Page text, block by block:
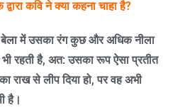
द्वारा कवि ने क्या कहना चाहा है?
बेला में उसका रंग कुछ और अधिक नीला
रहती है, अत: उसका रूप ऐसा प्रतीत
राख से लीप दिया हो,पर वह अभी
है।